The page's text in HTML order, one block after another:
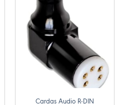
Cardas Audio R-DIN